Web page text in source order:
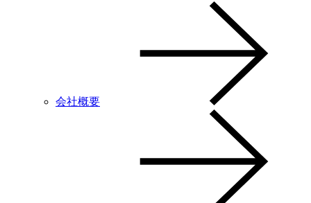
会社概要